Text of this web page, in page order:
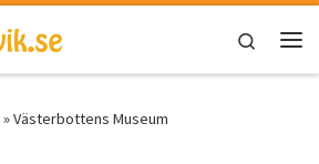
Search
»Västerbottens Museum